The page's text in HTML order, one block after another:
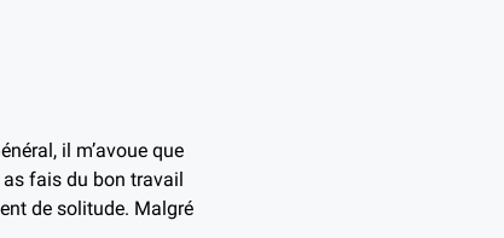
il m’avoue que
as fais du bon travail
de solitude. Malgré